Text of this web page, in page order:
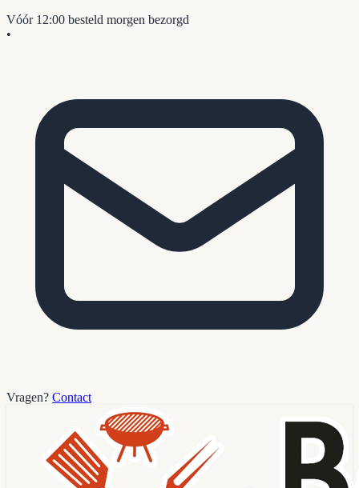
Vóór 12:00 besteld morgen bezorgd
•
Vragen? Contact